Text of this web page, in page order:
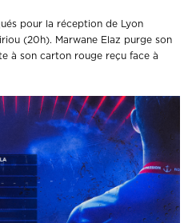
pour la réception de Lyon
(20h). Marwane Elaz purge son
à son carton rouge reçu face à